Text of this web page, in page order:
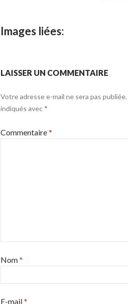
Images liées:
LAISSER UN COMMENTAIRE
Votre adresse e-mail ne sera pas publiée.
indiqués avec *
Commentaire*
Nom*
E-mail*